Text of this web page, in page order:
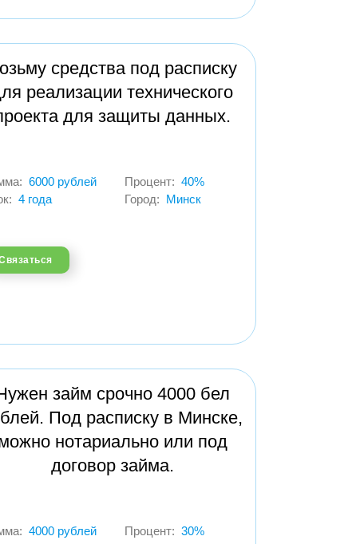
средства под расписку
реализации технического
для защиты данных.
6000 рублей
4 года
Процент: 40%
Город: Минск
займ срочно 4000 бел
Под расписку в Минске,
нотариально или под
договор займа.
4000 рублей
Процент: 30%